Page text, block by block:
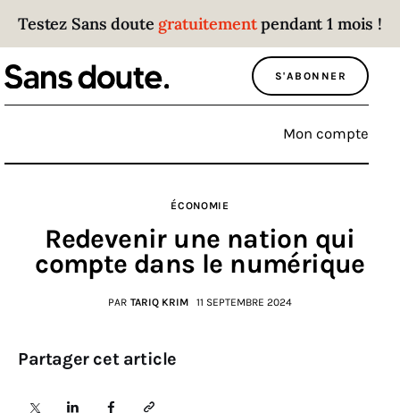
Testez Sans doute gratuitementpendant 1 mois !
S'ABONNER
Mon compte
Sans doute
Parce que plus personne n’écoute les gens
qui ont des choses à dire.
Politique
Monde
ÉCONOMIE
Redevenir une nation qui
compte dans le numérique
PAR TARIQ KRIM 11 SEPTEMBRE 2024
Partager cet article